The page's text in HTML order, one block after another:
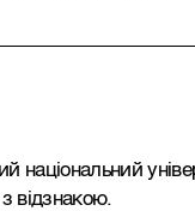
національний
відзнакою.